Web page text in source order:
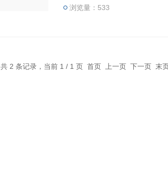
热力、造船、汽车工业、铝
浏览量：533
共 2 条记录，当前 1 / 1 页 首页 上一页 下一页 末